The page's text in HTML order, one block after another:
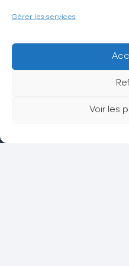
Gérer les services
Voir les